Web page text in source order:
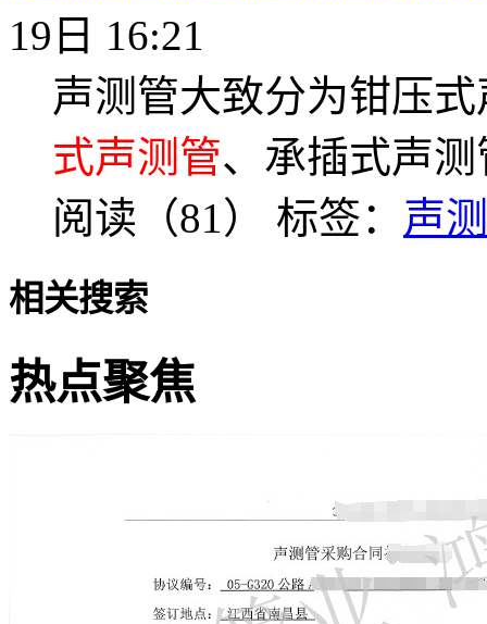
19日 16:21
声测管大致分为钳压
式声测管、承插式声
阅读（81） 标签： 声
相关搜索
热点聚焦